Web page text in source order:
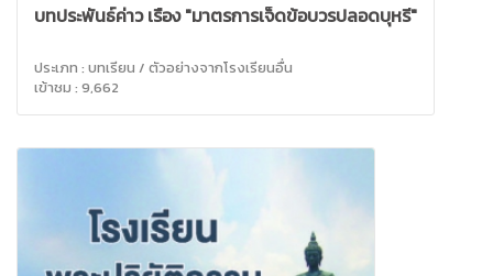
บทประพันธ์ค่าว เรื่อง "มาตรการเจ็ดข้อบวรปลอดบุหรี่"
ประเภท : บทเรียน / ตัวอย่างจากโรงเรียนอื่น
เข้าชม : 9,662